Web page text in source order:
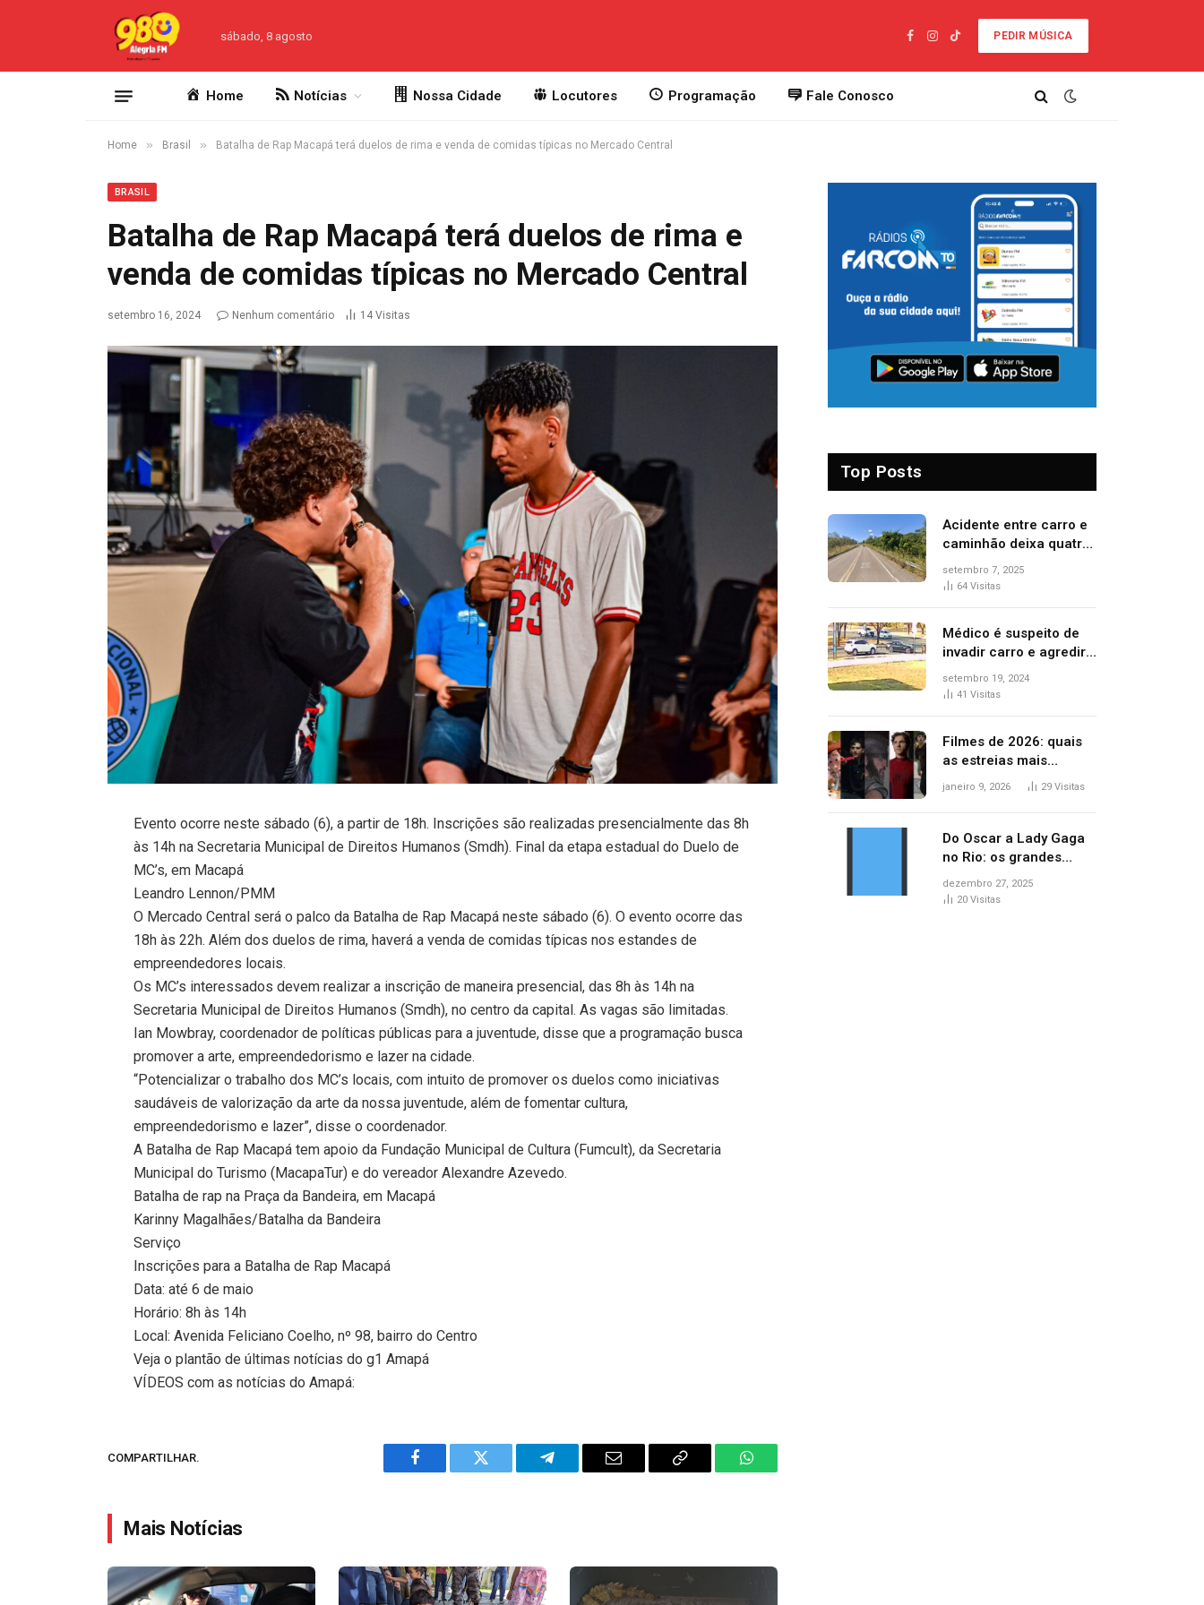
sábado, 8 agosto
Facebook
Instagram
TikTok
PEDIR MÚSICA
Home Notícias Nossa Cidade Locutores Programação Fale Conosco
Home » Brasil » Batalha de Rap Macapá terá duelos de rima e venda de comidas típicas no Mercado Central
BRASIL
Batalha de Rap Macapá terá duelos de rima e
venda de comidas típicas no Mercado Central
setembro 16, 2024 Nenhum comentário 14 Visitas
Evento ocorre neste sábado (6), a partir de 18h. Inscrições são realizadas presencialmente das 8h
às 14h na Secretaria Municipal de Direitos Humanos (Smdh). Final da etapa estadual do Duelo de
MC’s, em Macapá
Leandro Lennon/PMM
O Mercado Central será o palco da Batalha de Rap Macapá neste sábado (6). O evento ocorre das
18h às 22h. Além dos duelos de rima, haverá a venda de comidas típicas nos estandes de
empreendedores locais.
Os MC’s interessados devem realizar a inscrição de maneira presencial, das 8h às 14h na
Secretaria Municipal de Direitos Humanos (Smdh), no centro da capital. As vagas são limitadas.
Ian Mowbray, coordenador de políticas públicas para a juventude, disse que a programação busca
promover a arte, empreendedorismo e lazer na cidade.
“Potencializar o trabalho dos MC’s locais, com intuito de promover os duelos como iniciativas
saudáveis de valorização da arte da nossa juventude, além de fomentar cultura,
empreendedorismo e lazer”, disse o coordenador.
A Batalha de Rap Macapá tem apoio da Fundação Municipal de Cultura (Fumcult), da Secretaria
Municipal do Turismo (MacapaTur) e do vereador Alexandre Azevedo.
Batalha de rap na Praça da Bandeira, em Macapá
Karinny Magalhães/Batalha da Bandeira
Serviço
Inscrições para a Batalha de Rap Macapá
Data: até 6 de maio
Horário: 8h às 14h
Local: Avenida Feliciano Coelho, nº 98, bairro do Centro
Veja o plantão de últimas notícias do g1 Amapá
VÍDEOS com as notícias do Amapá:
COMPARTILHAR.
Facebook Twitter Telegram Email
Copy
WhatsApp
Mais Notícias
Top Posts
Acidente entre carro e
caminhão deixa quatro
pessoas feridas e uma
mulher morta na TO-
setembro 7, 2025
64 Visitas
Médico é suspeito de
invadir carro e agredir
delegado aposentado
durante confusão no
setembro 19, 2024
41 Visitas
Filmes de 2026: quais
as estreias mais
aguardadas do ano?
janeiro 9, 2026 29 Visitas
Do Oscar a Lady Gaga
no Rio: os grandes
marcos da cultura em
2025
dezembro 27, 2025
20 Visitas